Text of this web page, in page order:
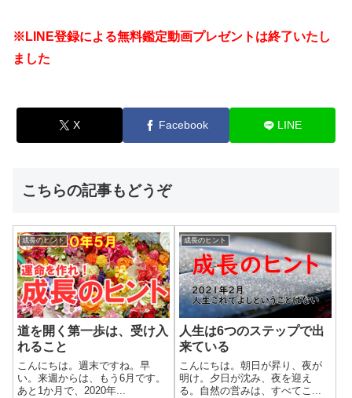
※LINE登録による無料鑑定動画プレゼントは終了いたし
ました
X Facebook LINE
こちらの記事もどうぞ
成長のヒント
道を開く第一歩は、受け入
れること
こんにちは。週末ですね。早
い。来週からは、もう6月です。
あと1か月で、2020年...
成長のヒント
人生は6つのステップで出
来ている
こんにちは。朝日が昇り、夜が
明け。夕日が沈み、夜を迎え
る。自然の営みは、すべてこ...